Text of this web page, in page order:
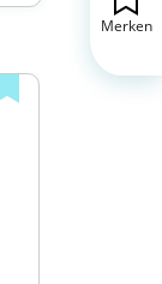
Merken